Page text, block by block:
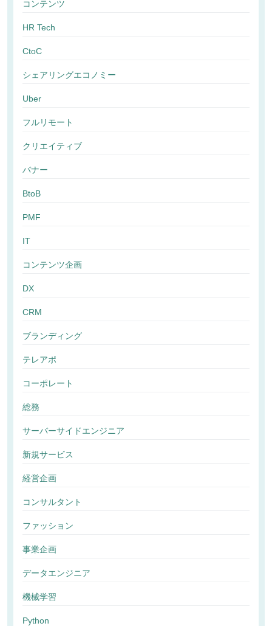
コンテンツ
HR Tech
CtoC
シェアリングエコノミー
Uber
フルリモート
クリエイティブ
バナー
BtoB
PMF
IT
コンテンツ企画
DX
CRM
ブランディング
テレアポ
コーポレート
総務
サーバーサイドエンジニア
新規サービス
経営企画
コンサルタント
ファッション
事業企画
データエンジニア
機械学習
Python